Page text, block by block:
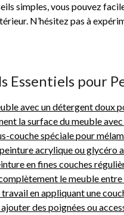
simples, vous pouvez
N’hésitez pas à
Essentiels pour
avec un détergent doux
la surface du meuble
couche spéciale pour
acrylique ou glycéro
en fines couches
le meuble
en appliquant une
ajouter des poignées ou